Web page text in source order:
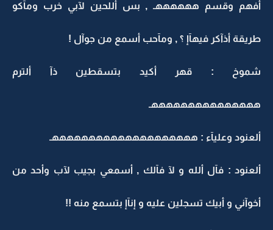
أفهم وقسم ههههههـ , بس أللحين لآبي خرب ومآكو
طريقة أذآكر فيهآإ ؟ , ومآحب أسمع من جوآل !
شموخ : قهر أكيد بتسقطين ذآ ألترم
هههههههههههههههـ
ألعنود وعليآء : ههههههههههههههههههههـ
ألعنود : فآل ألله و لآ فآلك , أسمعي بجيب لآب وأحد من
أخوآني و أبيك تسجلين عليه و إنآإ بتسمع منه !!